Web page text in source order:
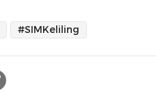
#SIMKeliling